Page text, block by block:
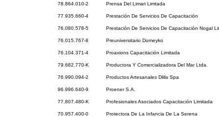
78.864.010-2 Prensa Del Limari Limtada
77.935.660-4 Prestación De Servicios De Capacitación
76.080.578-5 Prestación De Servicios De Capacitación Nogal
76.015.767-8 Preuniversitario Domeyko
76.104.371-4 Proaxions Capacitación Limitada
79.682.770-K Productora Y Comercializadora Del Mar Ltda.
76.990.094-2 Productos Artesanales Dlilis Spa
96.996.640-9 Proener S.A.
77.807.480-K Profesionales Asociados Capacitación Limitada
70.957.400-0 Protectora De La Infancia De La Serena